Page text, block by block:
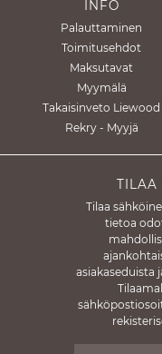
INFO
Palauttaminen
Toimitusehdot
Maksutavat
Myymälä
Takaisinveto Liewood
Rekry - Myyjä
TILAA
Tilaa
tietoa
asiakaseduista